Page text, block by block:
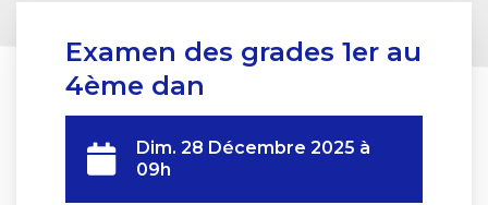
Examen des grades 1er au
4ème dan
Dim. 28 Décembre 2025 à
09h